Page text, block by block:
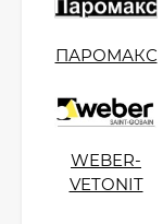
ПАРОМАКС
WEBER-
VETONIT